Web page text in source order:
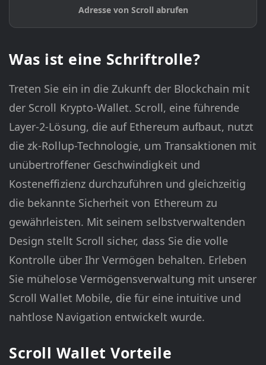
Adresse von Scroll abrufen
Was ist eine Schriftrolle?
Treten Sie ein in die Zukunft der Blockchain mit
der Scroll Krypto-Wallet. Scroll, eine führende
Layer-2-Lösung, die auf Ethereum aufbaut, nutzt
die zk-Rollup-Technologie, um Transaktionen mit
unübertroffener Geschwindigkeit und
Kosteneffizienz durchzuführen und gleichzeitig
die bekannte Sicherheit von Ethereum zu
gewährleisten. Mit seinem selbstverwaltenden
Design stellt Scroll sicher, dass Sie die volle
Kontrolle über Ihr Vermögen behalten. Erleben
Sie mühelose Vermögensverwaltung mit unserer
Scroll Wallet Mobile, die für eine intuitive und
nahtlose Navigation entwickelt wurde.
Scroll Wallet Vorteile